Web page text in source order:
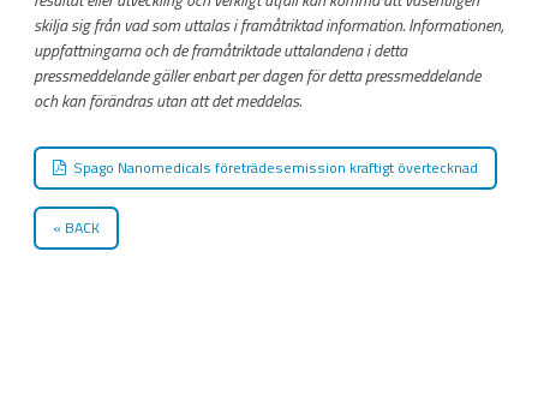
skilja sig från vad som uttalas i framåtriktad information. Informationen,
uppfattningarna och de framåtriktade uttalandena i detta
pressmeddelande gäller enbart per dagen för detta pressmeddelande
och kan förändras utan att det meddelas.
Spago Nanomedicals företrädesemission kraftigt övertecknad
BACK